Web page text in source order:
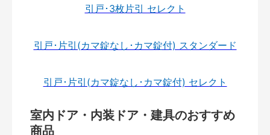
引戸･3枚片引 セレクト
引戸･片引(カマ錠なし･カマ錠付) スタンダード
引戸･片引(カマ錠なし･カマ錠付) セレクト
室内ドア・内装ドア・建具のおすすめ
商品